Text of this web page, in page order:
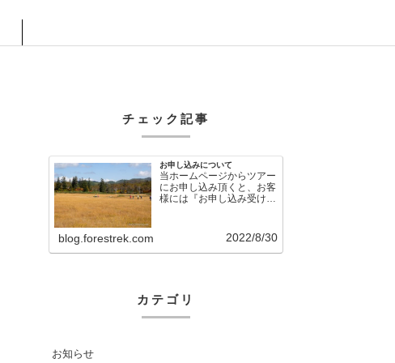
チェック記事
お申し込みについて
当ホームページからツアー
にお申し込み頂くと、お客
様には『お申し込み受け付
blog.forestrek.com 2022/8/30
カテゴリ
お知らせ